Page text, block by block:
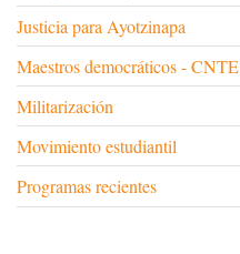
Justicia para Ayotzinapa
Maestros democráticos - CNTE
Militarización
Movimiento estudiantil
Programas recientes